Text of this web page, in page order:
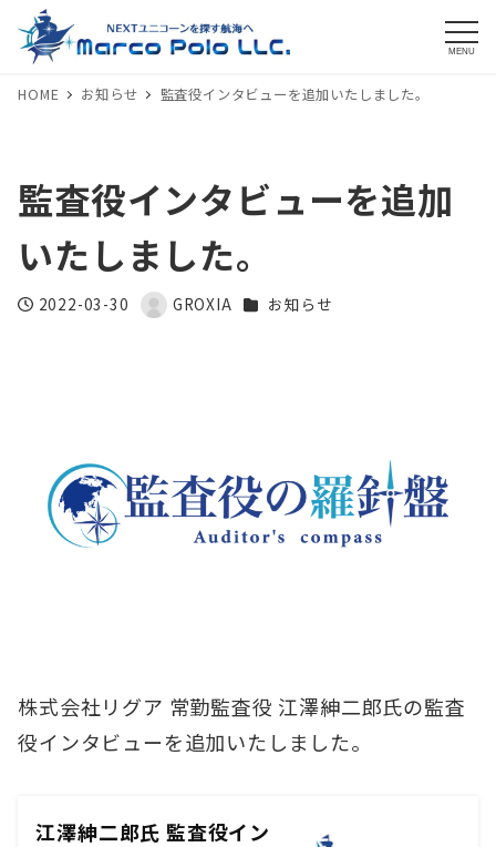
MENU
HOME お知らせ 監査役インタビューを追加いたしました。
監査役インタビューを追加
いたしました。
投稿日
2022-03-30
著
GROXIA カテゴリー
お知らせ
株式会社リグア 常勤監査役 江澤紳二郎氏の監査
役インタビューを追加いたしました。
江澤紳二郎氏 監査役イン